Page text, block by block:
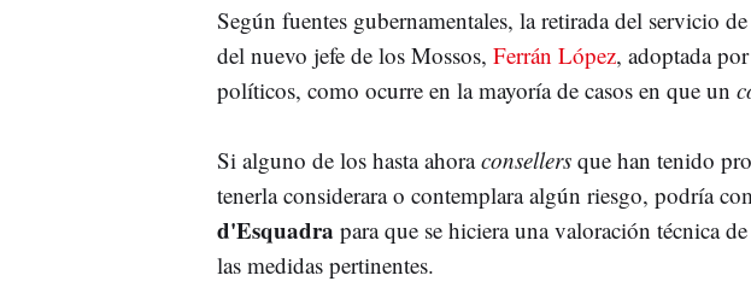
Según fuentes gubernamentales, la retirada del servicio
del nuevo jefe de los Mossos, Ferrán López, adoptada
políticos, como ocurre en la mayoría de casos en que un
Si alguno de los hasta ahoraconsellers que han tenido
tenerla considerara o contemplara algún riesgo, podría
d'Esquadra para que se hiciera una valoración técnica
las medidas pertinentes.